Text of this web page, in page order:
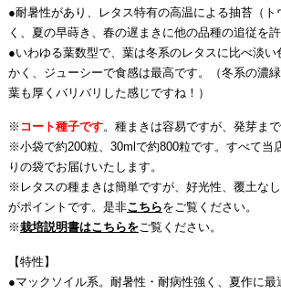
●耐暑性があり、レタス特有の高温による抽苔（ト
く、夏の早蒔き、春の遅まきに他の品種の追従を許
●いわゆる葉数型で、葉は冬系のレタスに比べ淡い
かく、ジューシーで食感は最高です。（冬系の濃緑
葉も厚くバリバリした感じですね！）
※ コート種子です。種まきは容易ですが、発芽ま
※小袋で約200粒、30mlで約800粒です。すべて当
りの袋でお届けいたします。
※レタスの種まきは簡単ですが、好光性、覆土な
がポイントです。是非こちらをご覧ください。
※栽培説明書はこちらをご覧ください。
【特性】
●マックソイル系。耐暑性・耐病性強く、夏作に最